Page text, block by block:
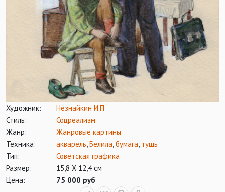
Художник:
Незнайкин И.П
Стиль:
Соцреализм
Жанр:
Жанровые картины
Техника:
акварель,Белила,бумага, тушь
Тип:
Советская графика
Размер:
15,8 Х 12,4 см
Цена:
75 000 руб